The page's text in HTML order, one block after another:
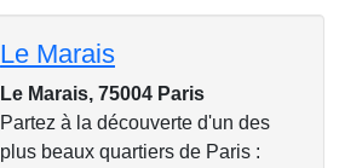
Le Marais
Le Marais, 75004 Paris
Partez à la découverte d'un des
plus beaux quartiers de Paris :